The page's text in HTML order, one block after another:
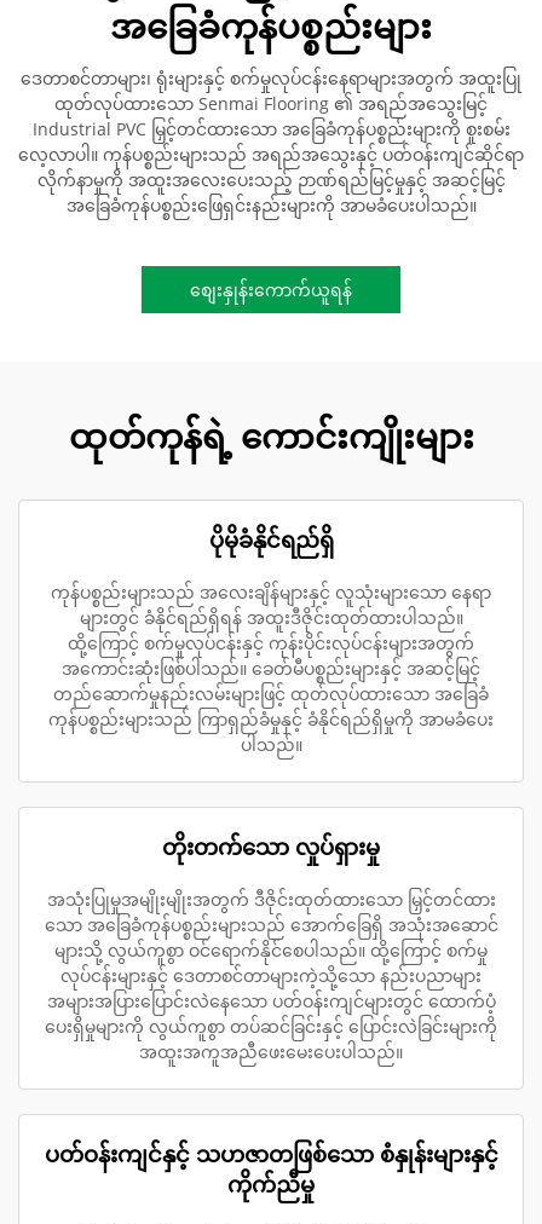
အခြေခံကုန်ပစ္စည်းများ
ဒေတာစင်တာများ၊ ရုံးများနှင့် စက်မှုလုပ်ငန်းနေရာများအတွက် အထူးပြု
ထုတ်လုပ်ထားသော Senmai Flooring ၏ အရည်အသွေးမြင့်
Industrial PVC မြှင့်တင်ထားသော အခြေခံကုန်ပစ္စည်းများကို စူးစမ်း
လေ့လာပါ။ ကုန်ပစ္စည်းများသည် အရည်အသွေးနှင့် ပတ်ဝန်းကျင်ဆိုင်ရာ
လိုက်နာမှုကို အထူးအလေးပေးသည့် ဉာဏ်ရည်မြင့်မှုနှင့် အဆင့်မြင့်
အခြေခံကုန်ပစ္စည်းဖြေရှင်းနည်းများကို အာမခံပေးပါသည်။
စျေးနှုန်းကောက်ယူရန်
ထုတ်ကုန်ရဲ့ ကောင်းကျိုးများ
ပိုမိုခံနိုင်ရည်ရှိ
ကုန်ပစ္စည်းများသည် အလေးချိန်များနှင့် လူသုံးများသော နေရာ
များတွင် ခံနိုင်ရည်ရှိရန် အထူးဒီဇိုင်းထုတ်ထားပါသည်။
ထို့ကြောင့် စက်မှုလုပ်ငန်းနှင့် ကုန်းပိုင်းလုပ်ငန်းများအတွက်
အကောင်းဆုံးဖြစ်ပါသည်။ ခေတ်မီပစ္စည်းများနှင့် အဆင့်မြင့်
တည်ဆောက်မှုနည်းလမ်းများဖြင့် ထုတ်လုပ်ထားသော အခြေခံ
ကုန်ပစ္စည်းများသည် ကြာရှည်ခံမှုနှင့် ခံနိုင်ရည်ရှိမှုကို အာမခံပေး
ပါသည်။
တိုးတက်သော လှုပ်ရှားမှု
အသုံးပြုမှုအမျိုးမျိုးအတွက် ဒီဇိုင်းထုတ်ထားသော မြှင့်တင်ထား
သော အခြေခံကုန်ပစ္စည်းများသည် အောက်ခြေရှိ အသုံးအဆောင်
များသို့ လွယ်ကူစွာ ဝင်ရောက်နိုင်စေပါသည်။ ထို့ကြောင့် စက်မှု
လုပ်ငန်းများနှင့် ဒေတာစင်တာများကဲ့သို့သော နည်းပညာများ
အများအပြားပြောင်းလဲနေသော ပတ်ဝန်းကျင်များတွင် ထောက်ပံ့
ပေးရှိမှုများကို လွယ်ကူစွာ တပ်ဆင်ခြင်းနှင့် ပြောင်းလဲခြင်းများကို
အထူးအကူအညီဖေးမေးပေးပါသည်။
ပတ်ဝန်းကျင်နှင့် သဟဇာတဖြစ်သော စံနှုန်းများနှင့်
ကိုက်ညီမှု